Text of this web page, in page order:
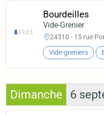
Bourdeilles
Vide-Grenier
24310 - 15 rue
Vide-greniers
Dimanche 6